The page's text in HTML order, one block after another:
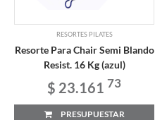
RESORTES PILATES
Resorte Para Chair Semi Blando
Resist. 16 Kg (azul)
$ 23.161 73
PRESUPUESTAR